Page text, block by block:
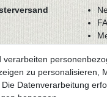
zu personalisieren,
Datenverarbeitung